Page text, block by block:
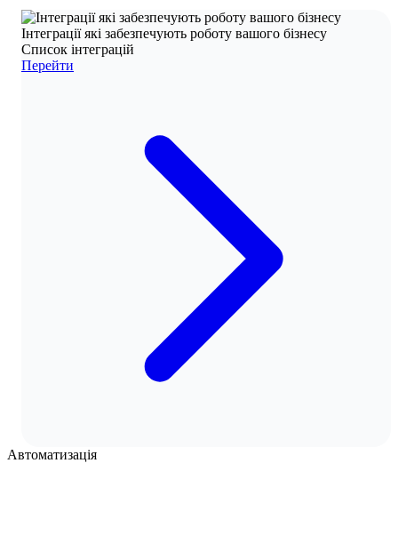
Інтеграції які забезпечують роботу вашого бізнесу
Список інтеграцій
Перейти
Автоматизація